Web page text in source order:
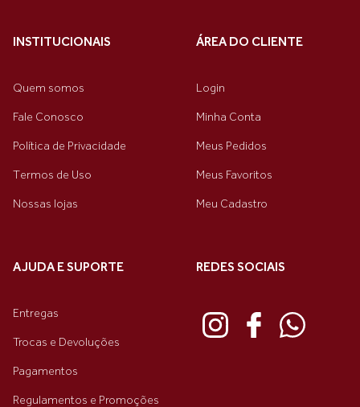
INSTITUCIONAIS
Quem somos
Fale Conosco
Política de Privacidade
Termos de Uso
Nossas lojas
ÁREA DO CLIENTE
Login
Minha Conta
Meus Pedidos
Meus Favoritos
Meu Cadastro
AJUDA E SUPORTE
Entregas
Trocas e Devoluções
Pagamentos
Regulamentos e Promoções
REDES SOCIAIS